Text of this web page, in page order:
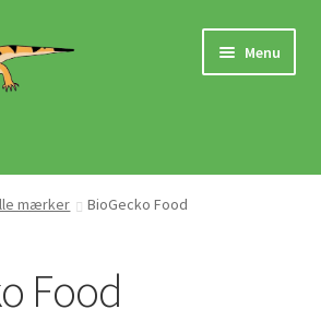
Menu
mærker BioGecko Food
Food